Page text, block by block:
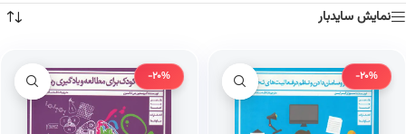
نمایش سایدبار
-20%
-20%